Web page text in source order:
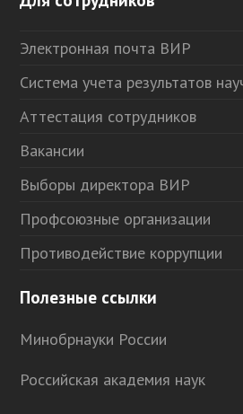
Электронная почта ВИР
Система учета результатов
Аттестация сотрудников
Вакансии
Выборы директора ВИР
Профсоюзные организации
Противодействие коррупции
Полезные ссылки
Минобрнауки России
Российская академия наук